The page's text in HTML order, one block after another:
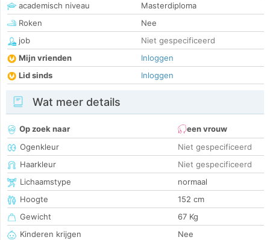
academisch niveau
Masterdiploma
Roken
Nee
job
Niet gespecificeerd
Mijn vrienden
Inloggen
Lid sinds
Inloggen
Wat meer details
Op zoek naar
een vrouw
Ogenkleur
Niet gespecificeerd
Haarkleur
Niet gespecificeerd
Lichaamstype
normaal
Hoogte
152 cm
Gewicht
67 Kg
Kinderen krijgen
Nee